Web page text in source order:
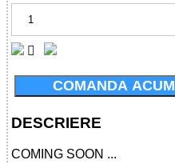
COMANDA ACUM
DESCRIERE
COMING SOON ...